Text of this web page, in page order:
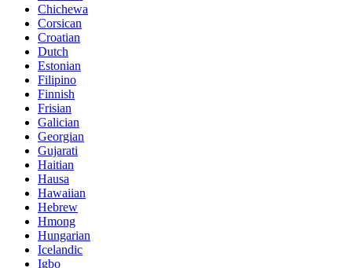
Chichewa
Corsican
Croatian
Dutch
Estonian
Filipino
Finnish
Frisian
Galician
Georgian
Gujarati
Haitian
Hausa
Hawaiian
Hebrew
Hmong
Hungarian
Icelandic
Igbo